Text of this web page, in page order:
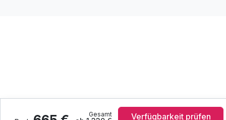
Gesamt Verfügbarkeit prüfen